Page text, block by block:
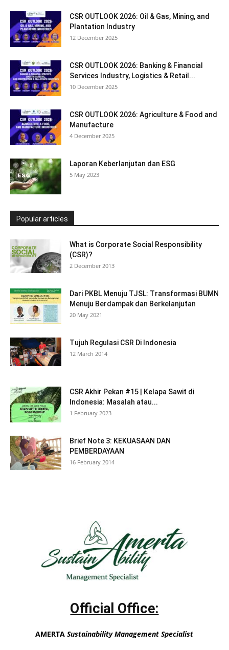
CSR OUTLOOK 2026: Oil & Gas, Mining, and
Plantation Industry
12 December 2025
CSR OUTLOOK 2026: Banking & Financial
Services Industry, Logistics & Retail...
10 December 2025
CSR OUTLOOK 2026: Agriculture & Food and
Manufacture
4 December 2025
Laporan Keberlanjutan dan ESG
5 May 2023
Popular articles
What is Corporate Social Responsibility
(CSR)?
2 December 2013
Dari PKBL Menuju TJSL: Transformasi BUMN
Menuju Berdampak dan Berkelanjutan
20 May 2021
Tujuh Regulasi CSR Di Indonesia
12 March 2014
CSR Akhir Pekan #15 | Kelapa Sawit di
Indonesia: Masalah atau...
1 February 2023
Brief Note 3: KEKUASAAN DAN
PEMBERDAYAAN
16 February 2014
Official Office:
AMERTASustainability Management Specialist